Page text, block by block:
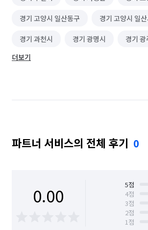
경기 고양시 일산동구 경기 고양시 일
경기 과천시 경기 광명시 경기 광
경기 구리시
경기 성남시 수정구 경기 성남시 중원구
경기 수원시 장안구 경기 수원시 팔달구
경기 안성시
경기 안양시 동안구 경기 안양시 만안구
경기 여
더보기
파트너 서비스의 전체 후기 0
0.00 5점
4점
3점
2점
1점